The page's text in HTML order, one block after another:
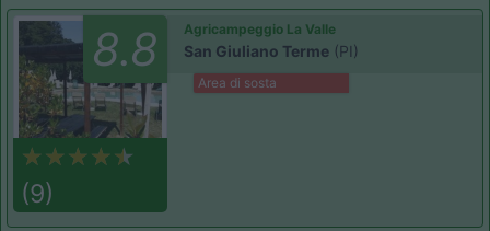
8.8
(9)
Agricampeggio La Valle
San Giuliano Terme (PI)
Area di sosta